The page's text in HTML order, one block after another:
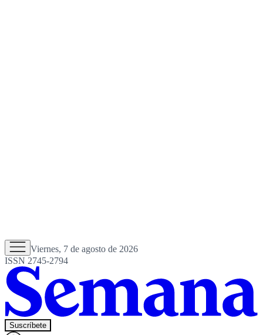
Viernes, 7 de agosto de 2026
ISSN 2745-2794
Suscríbete